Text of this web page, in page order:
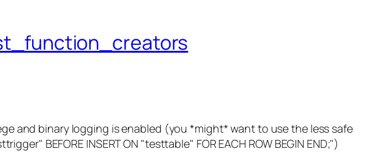
and binary logging is enabled (you *might* want to use the less safe
BEFORE INSERT ON "testtable" FOR EACH ROW BEGIN END;")